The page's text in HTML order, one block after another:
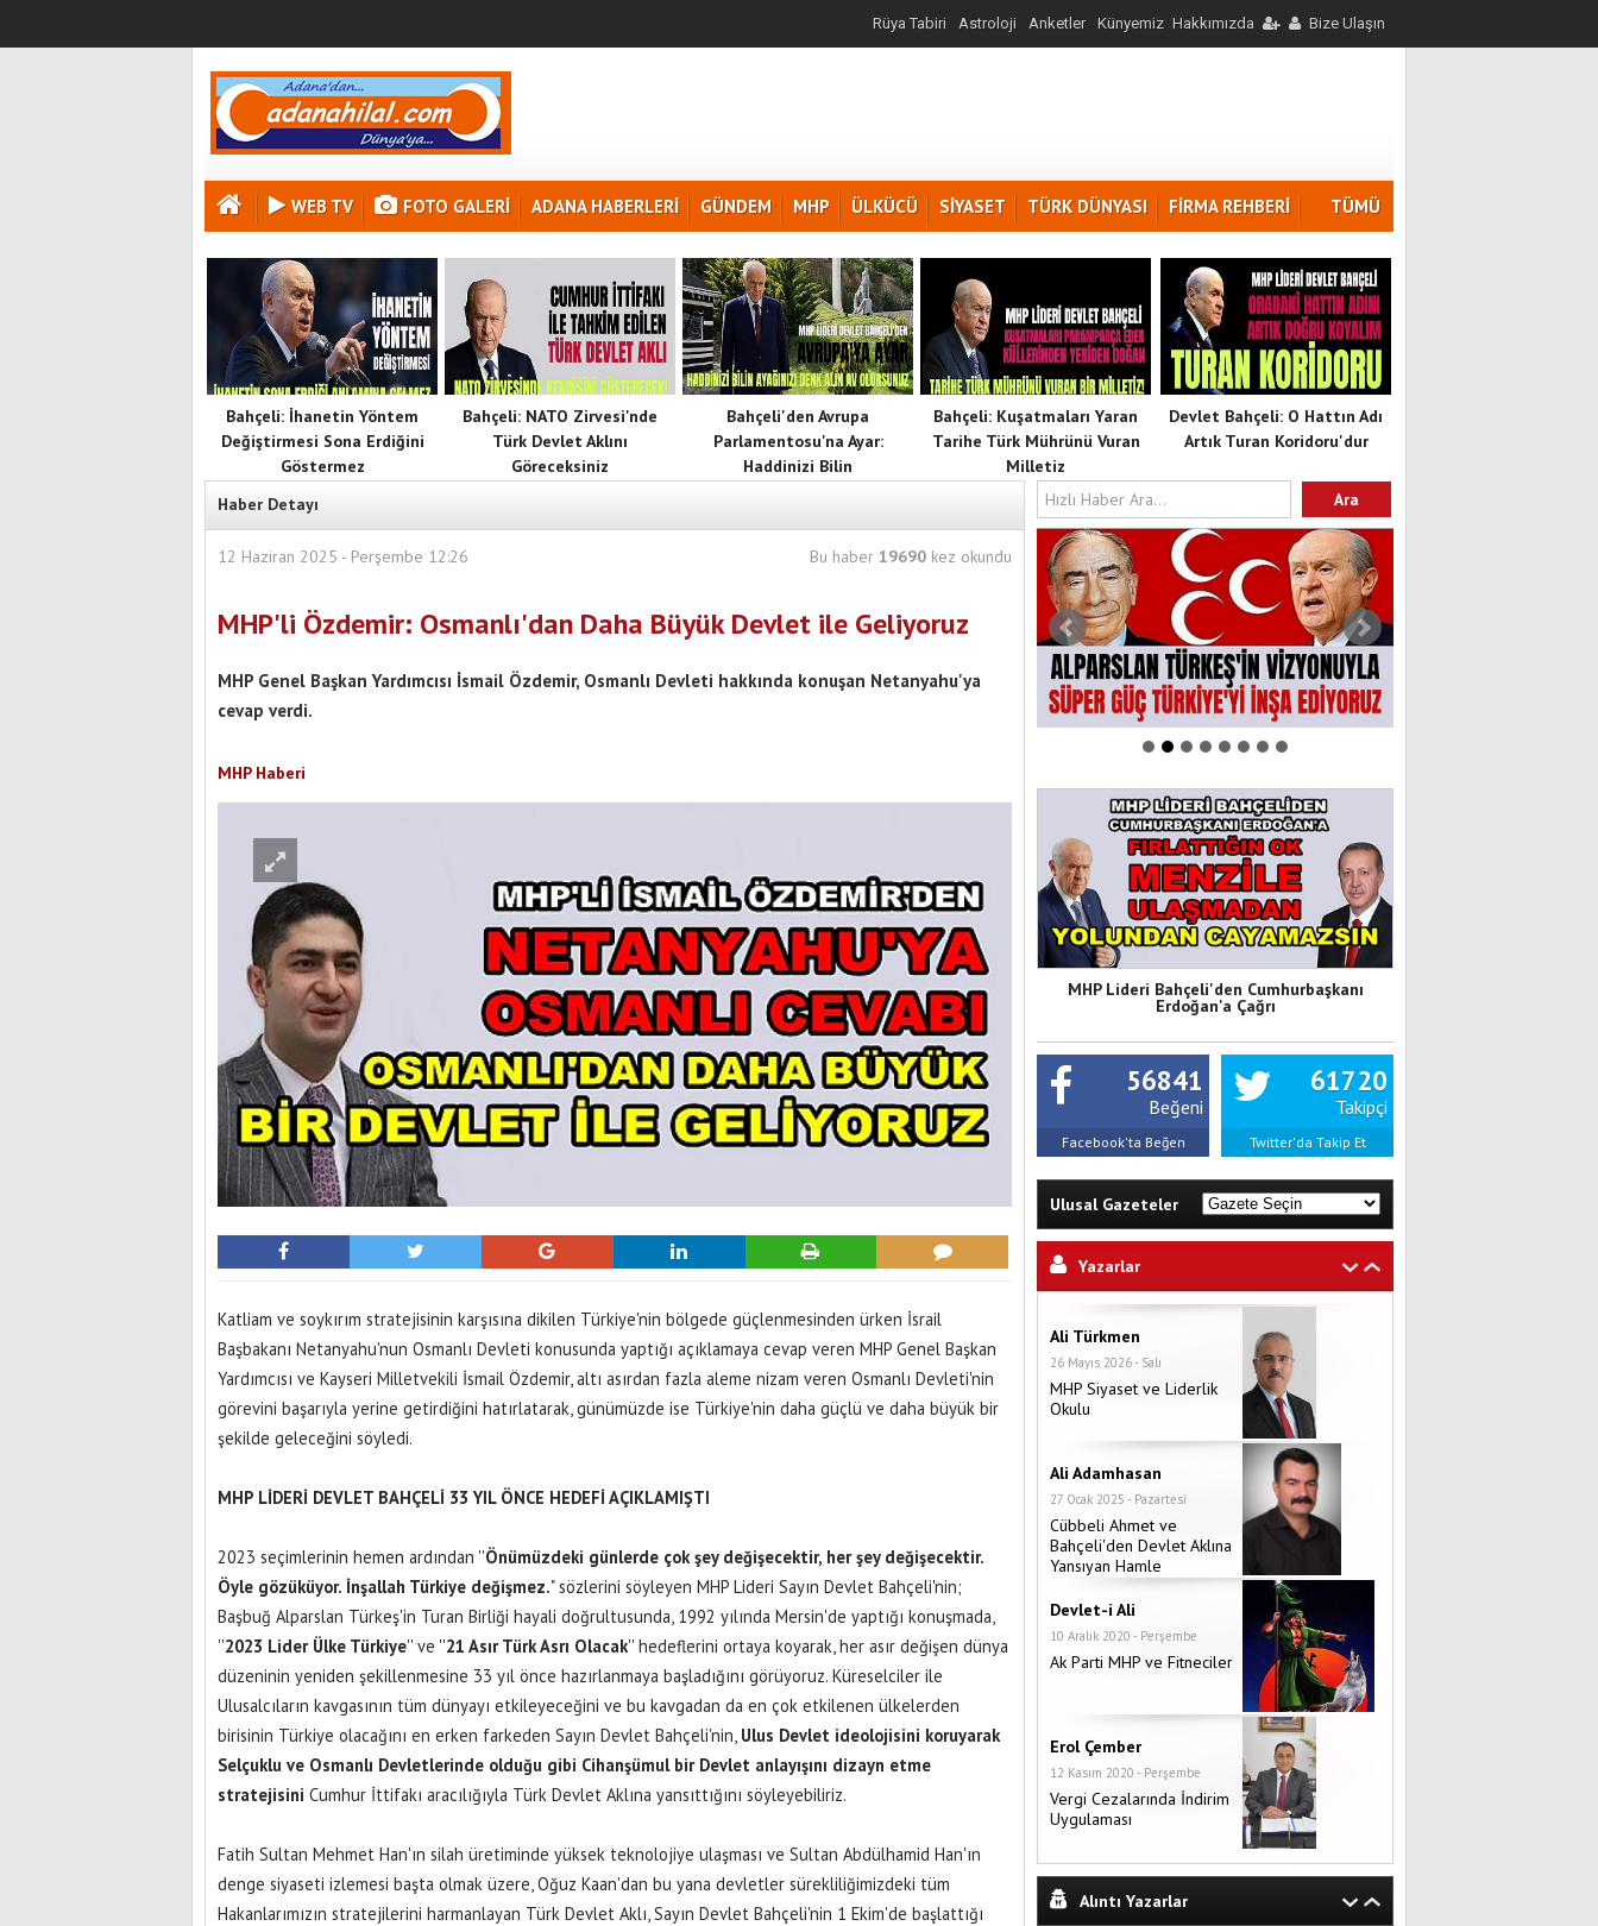
Rüya Tabiri Astroloji Anketler Künyemiz Hakkımızda Bize Ulaşın
WEB TV FOTO GALERI ADANA HABERLERİ GÜNDEM MHP ÜLKÜCÜ SİYASET TÜRK DÜNYASI FİRMA REHBERİ TÜMÜ
Bahçeli: İhanetin Yöntem
Değiştirmesi Sona Erdiğini
Göstermez
Bahçeli: NATO Zirvesi'nde
Türk Devlet Aklını
Göreceksiniz
Bahçeli'den Avrupa
Parlamentosu'na Ayar:
Haddinizi Bilin
Devlet Bahçeli: O Hattın Adı
Artık Turan Koridoru'dur
Bahçeli: Kuşatmaları Yaran
Tarihe Türk Mührünü Vuran
Milletiz
Haber Detayı
12 Haziran 2025 - Perşembe 12:26 Bu haber 19690 kez okundu
MHP'li Özdemir: Osmanlı'dan Daha Büyük Devlet ile Geliyoruz
MHP Genel Başkan Yardımcısı İsmail Özdemir, Osmanlı Devleti hakkında konuşan Netanyahu'ya
cevap verdi.
MHP Haberi
Katliam ve soykırım stratejisinin karşısına dikilen Türkiye'nin bölgede güçlenmesinden ürken İsrail
Başbakanı Netanyahu'nun Osmanlı Devleti konusunda yaptığı açıklamaya cevap veren MHP Genel Başkan
Yardımcısı ve Kayseri Milletvekili İsmail Özdemir, altı asırdan fazla aleme nizam veren Osmanlı Devleti'nin
görevini başarıyla yerine getirdiğini hatırlatarak, günümüzde ise Türkiye'nin daha güçlü ve daha büyük bir
şekilde geleceğini söyledi.
MHP LİDERİ DEVLET BAHÇELİ 33 YIL ÖNCE HEDEFİ AÇIKLAMIŞTI
2023 seçimlerinin hemen ardından ''Önümüzdeki günlerde çok şey değişecektir, her şey değişecektir.
Öyle gözüküyor. İnşallah Türkiye değişmez." sözlerini söyleyen MHP Lideri Sayın Devlet Bahçeli'nin;
Başbuğ Alparslan Türkeş'in Turan Birliği hayali doğrultusunda, 1992 yılında Mersin'de yaptığı konuşmada,
''2023 Lider Ülke Türkiye'' ve ''21 Asır Türk Asrı Olacak'' hedeflerini ortaya koyarak, her asır değişen dünya
düzeninin yeniden şekillenmesine 33 yıl önce hazırlanmaya başladığını görüyoruz. Küreselciler ile
Ulusalcıların kavgasının tüm dünyayı etkileyeceğini ve bu kavgadan da en çok etkilenen ülkelerden
birisinin Türkiye olacağını en erken farkeden Sayın Devlet Bahçeli'nin, Ulus Devlet ideolojisini koruyarak
Selçuklu ve Osmanlı Devletlerinde olduğu gibi Cihanşümul bir Devlet anlayışını dizayn etme
stratejisini Cumhur İttifakı aracılığıyla Türk Devlet Aklına yansıttığını söyleyebiliriz.
Fatih Sultan Mehmet Han'ın silah üretiminde yüksek teknolojiye ulaşması ve Sultan Abdülhamid Han'ın
denge siyaseti izlemesi başta olmak üzere, Oğuz Kaan'dan bu yana devletler sürekliliğimizdeki tüm
Hakanlarımızın stratejilerini harmanlayan Türk Devlet Aklı, Sayın Devlet Bahçeli'nin 1 Ekim'de başlattığı
MHP Lideri Bahçeli'den Cumhurbaşkanı
Erdoğan'a Çağrı
56841
Beğeni
Facebook'ta Beğen
61720
Takipçi
Twitter'da Takip Et
Ulusal Gazeteler
Yazarlar
Ali Türkmen
26 Mayıs 2026 - Salı
MHP Siyaset ve Liderlik
Okulu
Ali Adamhasan
27 Ocak 2025 - Pazartesi
Cübbeli Ahmet ve
Bahçeli'den Devlet Aklına
Yansıyan Hamle
Devlet-i Ali
10 Aralık 2020 - Perşembe
Ak Parti MHP ve Fitneciler
Erol Çember
12 Kasım 2020 - Perşembe
Vergi Cezalarında İndirim
Uygulaması
Alıntı Yazarlar